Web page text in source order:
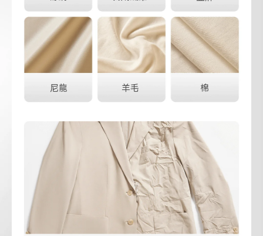
尼龍 羊毛 棉